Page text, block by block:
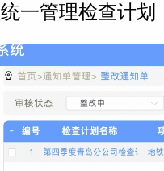
统一管理检查计划